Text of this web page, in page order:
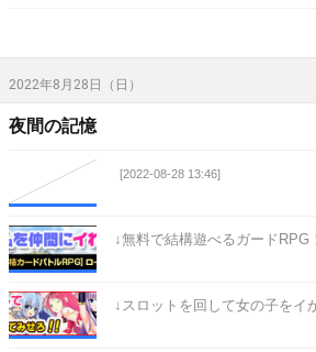
2022年8月28日（日）
夜間の記憶
[2022-08-28 13:46]
↓無料で結構遊べるガードRPG
↓スロットを回して女の子をイ